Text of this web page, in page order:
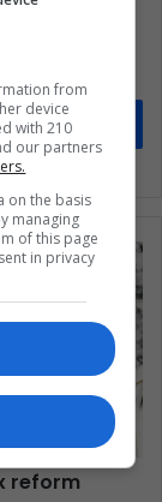
the new
reform
from
device
with 210
our partners
on the basis
managing
of this page
in privacy